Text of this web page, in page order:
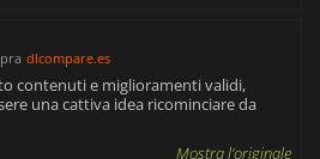
dlcompare.es
contenuti e miglioramenti validi,
una cattiva idea ricominciare da
Mostra l'originale